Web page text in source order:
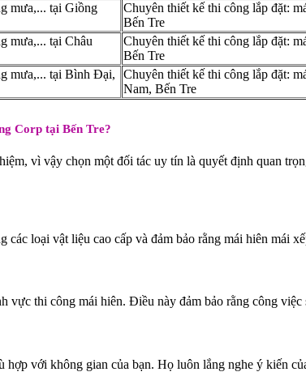
mưa,... tại Giồng
Chuyên thiết kế thi công lắp đặt:
Bến Tre
mưa,... tại Châu
Chuyên thiết kế thi công lắp đặt:
Bến Tre
mưa,... tại Bình Đại,
Chuyên thiết kế thi công lắp đặt:
Nam, Bến Tre
Corp tại Bến Tre?
vì vậy chọn một đối tác uy tín là quyết định quan
loại vật liệu cao cấp và đảm bảo rằng mái hiên mái
thi công mái hiên. Điều này đảm bảo rằng công việc
với không gian của bạn. Họ luôn lắng nghe ý kiến